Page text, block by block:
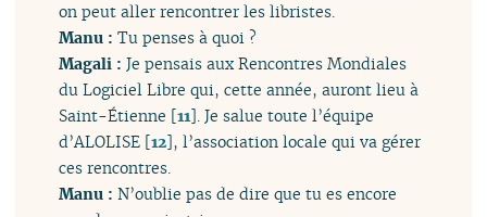
on peut aller rencontrer les libristes.
Manu :Tu penses à quoi ?
Magali :Je pensais aux Rencontres Mondiales
du Logiciel Libre qui, cette année, auront lieu à
Saint-Étienne [11]. Je salue toute l’équipe
d’ALOLISE [12], l’association locale qui va gérer
ces rencontres.
Manu :N’oublie pas de dire que tu es encore